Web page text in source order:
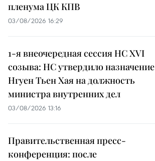
пленума ЦК КПВ
03/08/2026 16:29
1-я внеочередная сессия НС XVI
созыва: НС утвердило назначение
Нгуен Тьен Хая на должность
министра внутренних дел
03/08/2026 13:16
Правительственная пресс-
конференция: после